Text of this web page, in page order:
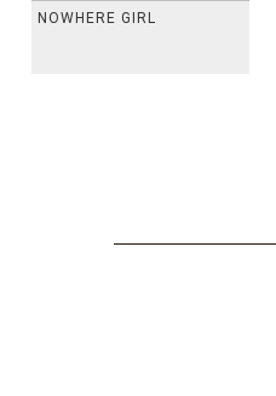
NOWHERE GIRL